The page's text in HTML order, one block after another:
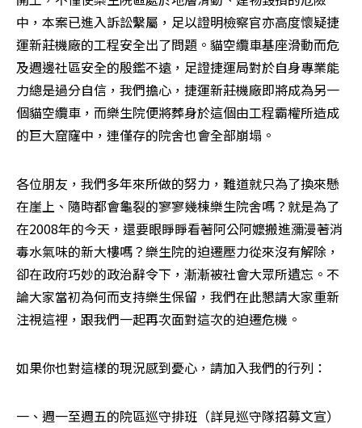
中，本案已進入訴訟繫屬，足以證明檢察官亦高度懷疑捷
運新莊機廠的工程安全出了問題。貓空纜車基座滑動而危
及週邊社區安全的殷鑑不遠，足證捷運局對於自身專業能
力總是過分自信，我們擔心，捷運新莊機廠即將成為另一
個貓空纜車，而樂生院便將葬身於這個由工程霸權所造成
的巨大窟窿中，連僅存的院舍也會全部崩塌。
各位朋友，我們多年來所做的努力，難道就只為了換來懸
在崖上、隨時都會龜裂的寥寥幾棟樂生院舍嗎？就是為了
在2008年的今天，還要眼睜睜看著阿公阿嬤搬進瀰漫著消
毒水氣味的新大樓嗎？樂生院的迫遷壓力從來沒有解除，
卻在政府巧妙的政治辭令下，漸漸被社會大眾所遺忘。不
論大家當初為何而支持樂生保留，我們在此懇請大家重新
注視這裡，跟我們一起再次面對這次的迫遷危機。
如果你也對這樣的現況感到憂心，請加入我們的行列：
一、週一至週五的院區巡守排班（詳見巡守隊招募文宣）